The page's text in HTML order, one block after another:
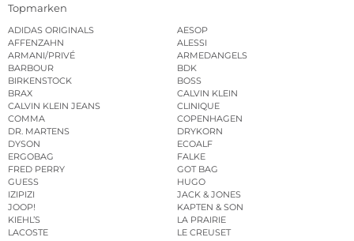
Topmarken
ADIDAS ORIGINALS
AESOP
AFFENZAHN
ALESSI
ARMANI/PRIVÉ
ARMEDANGELS
BARBOUR
BDK
BIRKENSTOCK
BOSS
BRAX
CALVIN KLEIN
CALVIN KLEIN JEANS
CLINIQUE
COMMA
COPENHAGEN
DR. MARTENS
DRYKORN
DYSON
ECOALF
ERGOBAG
FALKE
FRED PERRY
GOT BAG
GUESS
HUGO
IZIPIZI
JACK & JONES
JOOP!
KAPTEN & SON
KIEHL’S
LA PRAIRIE
LACOSTE
LE CREUSET